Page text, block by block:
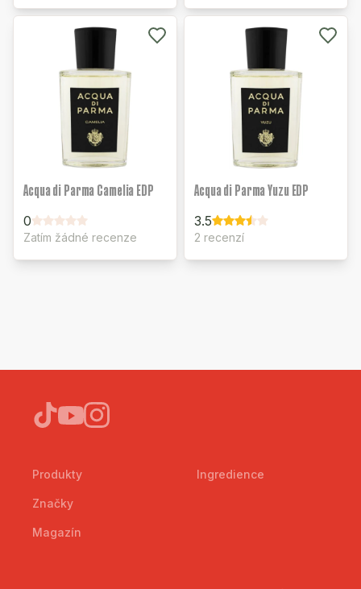
Acqua di Parma Camelia EDP
0
Zatím žádné recenze
Acqua di Parma Yuzu EDP
3.5
2 recenzí
Produkty
Značky
Magazín
Ingredience